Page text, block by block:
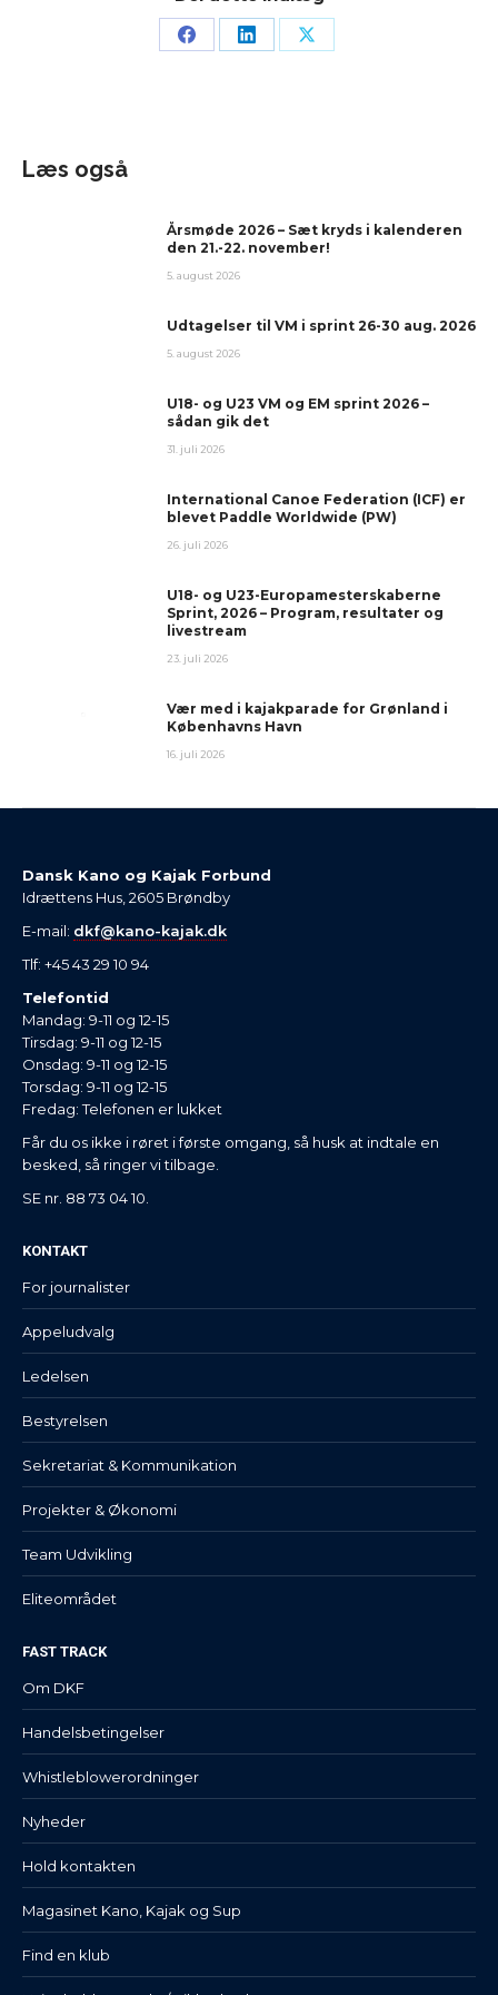
Læs også
Årsmøde 2026 – Sæt kryds i kalenderen
den 21.-22. november!
5. august 2026
Udtagelser til VM i sprint 26-30 aug. 2026
5. august 2026
U18- og U23 VM og EM sprint 2026 –
sådan gik det
31. juli 2026
International Canoe Federation (ICF) er
blevet Paddle Worldwide (PW)
26. juli 2026
U18- og U23-Europamesterskaberne
Sprint, 2026 – Program, resultater og
livestream
23. juli 2026
Vær med i kajakparade for Grønland i
Københavns Havn
16. juli 2026
Dansk Kano og Kajak Forbund
Idrættens Hus, 2605 Brøndby
E-mail: dkf@kano-kajak.dk
Tlf: +45 43 29 10 94
Telefontid
Mandag: 9-11 og 12-15
Tirsdag: 9-11 og 12-15
Onsdag: 9-11 og 12-15
Torsdag: 9-11 og 12-15
Fredag: Telefonen er lukket
Får du os ikke i røret i første omgang, så husk at indtale en
besked, så ringer vi tilbage.
SE nr. 88 73 04 10.
KONTAKT
For journalister
Appeludvalg
Ledelsen
Bestyrelsen
Sekretariat & Kommunikation
Projekter & Økonomi
Team Udvikling
Eliteområdet
FAST TRACK
Om DKF
Handelsbetingelser
Whistleblowerordninger
Nyheder
Hold kontakten
Magasinet Kano, Kajak og Sup
Find en klub